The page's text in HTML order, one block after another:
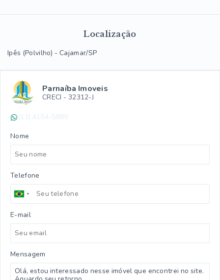
Localização
Ipês (Polvilho) - Cajamar/SP
Parnaíba Imoveis
CRECI - 32312-J
(11) 4154-5889
Nome
Telefone
E-mail
Mensagem